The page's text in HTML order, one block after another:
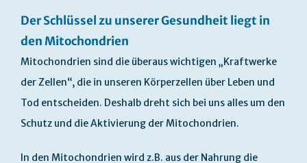
Der Schlüssel zu unserer Gesundheit liegt in
den Mitochondrien
Mitochondrien sind die überaus wichtigen „Kraftwerke
der Zellen“, die in unseren Körperzellen über Leben und
Tod entscheiden. Deshalb dreht sich bei uns alles um den
Schutz und die Aktivierung der Mitochondrien.
In den Mitochondrien wird z.B. aus der Nahrung die